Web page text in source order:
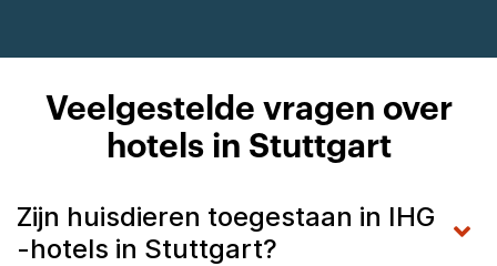
Veelgestelde vragen over
hotels in Stuttgart
Zijn huisdieren toegestaan in IHG
-hotels in Stuttgart?